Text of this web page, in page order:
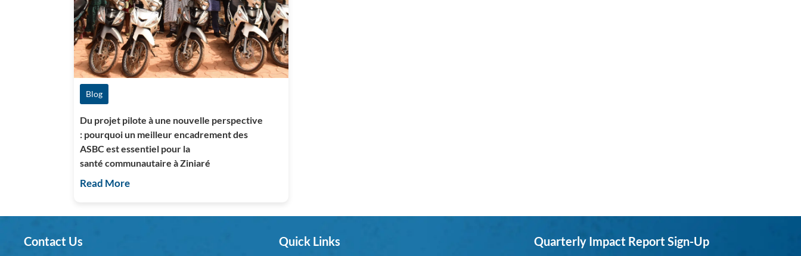
Blog
Du projet pilote à une nouvelle perspective
: pourquoi un meilleur encadrement des
ASBC est essentiel pour la
santé communautaire à Ziniaré
Read More
Contact Us Quick Links Quarterly Impact Report Sign-Up